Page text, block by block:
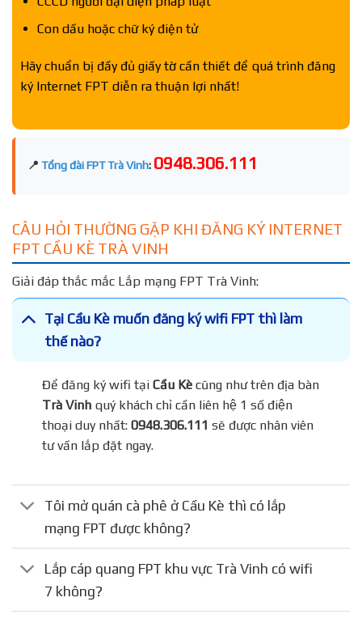
Con dấu hoặc chữ ký điện tử
Hãy chuẩn bị đầy đủ giấy tờ cần thiết để quá trình đăng
ký Internet FPT diễn ra thuận lợi nhất!
📍 Tổng đài FPT Trà Vinh: 0948.306.111
CÂU HỎI THƯỜNG GẶP KHI ĐĂNG KÝ INTERNET
FPT CẦU KÈ TRÀ VINH
Giải đáp thắc mắc Lắp mạng FPT Trà Vinh:
Tại Cầu Kè muốn đăng ký wifi FPT thì làm
thế nào?
Để đăng ký wifi tạiCầu Kècũng như trên địa bàn
Trà Vinhquý khách chỉ cần liên hệ 1 số điện
thoại duy nhất:0948.306.111 sẽ được nhân viên
tư vấn lắp đặt ngay.
Tôi mở quán cà phê ở Cầu Kè thì có lắp
mạng FPT được không?
Lắp cáp quang FPT khu vực Trà Vinh có wifi
7 không?